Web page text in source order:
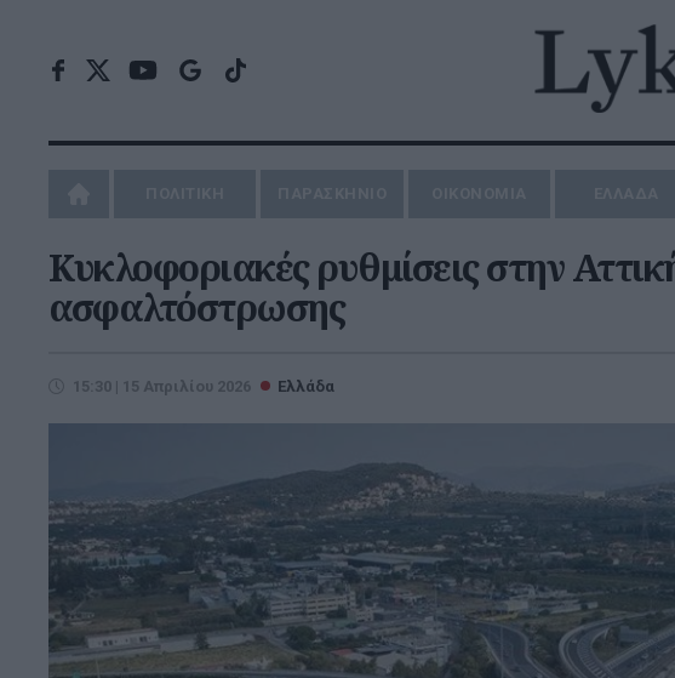
Κυκλοφοριακές ρυθμίσεις στην
ασφαλτόστρωσης
15:30 | 15 Απριλίου 2026 Ελλάδα